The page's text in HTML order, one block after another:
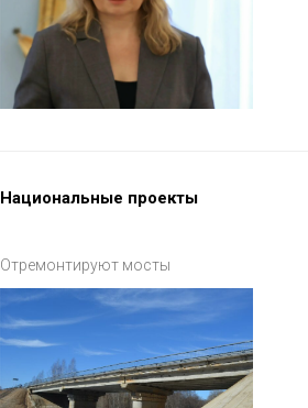
Национальные проекты
Отремонтируют мосты